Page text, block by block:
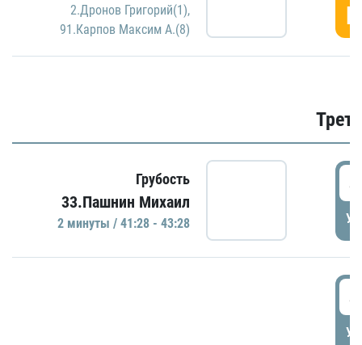
2.Дронов Григорий(1),
91.Карпов Максим А.(8)
Грубость
33.Пашнин Михаил
2 минуты / 41:28 - 43:28